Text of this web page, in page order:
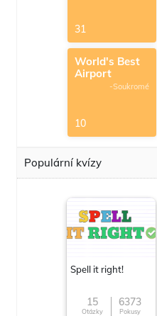
31
World's Best
Airport
-Soukromé
10
Populární kvízy
Spell it right!
15
Otázky
6373
Pokusy